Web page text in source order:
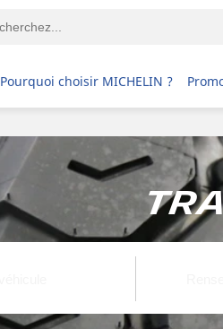
Pourquoi choisir MICHELIN ?